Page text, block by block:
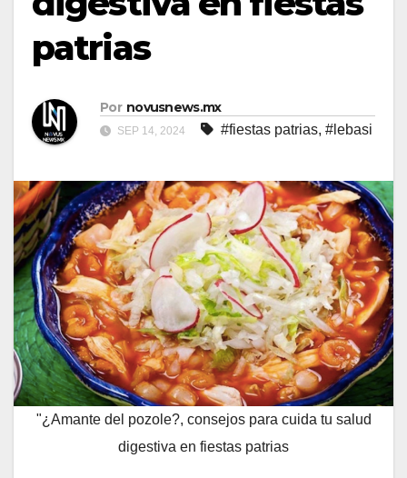
patrias
Por novusnews.mx
SEP 14, 2024 #fiestas patrias, #lebasi
"¿Amante del pozole?, consejos para cuida tu salud
digestiva en fiestas patrias